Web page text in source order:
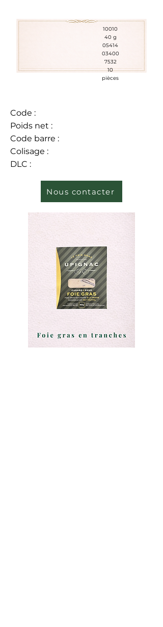
10010
40 g
05414
03400
7532
10
pièces
Code :
Poids net :
Code barre :
Colisage :
DLC :
Nous contacter